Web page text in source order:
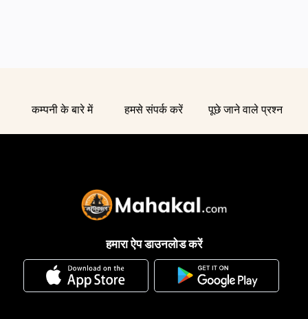
कम्पनी के बारे में हमसे संपर्क करें पूछे जाने वाले प्रश्न
हमारा ऐप डाउनलोड करें